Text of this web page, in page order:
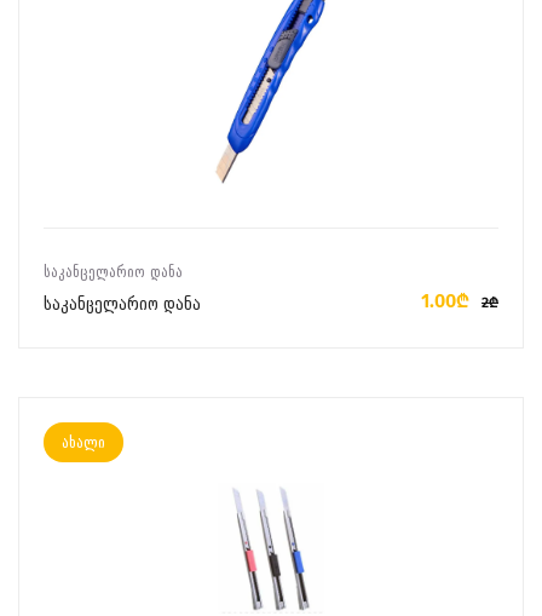
ᲡᲐᲙᲐᲜᲪᲔᲚᲐᲠᲘᲝ ᲓᲐᲜᲐ
საკანცელარიო დანა 1.00₾ 2₾
ახალი